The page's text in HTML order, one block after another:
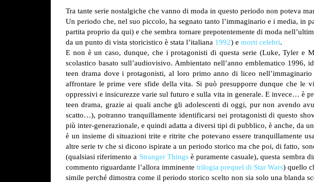
Tra tante serie nostalgiche che vanno di moda in questo periodo non poteva
Un periodo che, nel suo piccolo, ha segnato tanto l’immaginario e i media, in
partita proprio da qui) e che sembra tornare prepotentemente di moda
da un punto di vista storicistico è stata l’italiana 1992) e morti celebri.
E non è un caso, dunque, che i protagonisti di questa serie (Luke, Tyler e
scolastico basato sull’audiovisivo. Ambientato nell’anno emblematico 1996,
teen drama dove i protagonisti, al loro primo anno di liceo
affrontare le prime vere sfide della vita. Si può presupporre dunque che le
oppressivi e insicurezze varie sul futuro e sulla vita in generale. E invece… è
teen drama, grazie ai quali anche gli adolescenti di oggi, pur non avendo
scatto…), potranno tranquillamente identificarsi nei protagonisti di questo
più inter-generazionale, e quindi adatta a diversi tipi di pubblico, è anche, da
è un insieme di situazioni trite e ritrite che potevano essere tranquillamente
altre serie tv che si dicono ispirate a un periodo storico ma che poi, di fatto,
(qualsiasi riferimento a Stranger Thingsè puramente casuale), questa sembra
commento riguardante l’allora imminente trilogia prequel di Star Wars) quello
simile perché dimostra come il periodo storico scelto non sia solo una blanda